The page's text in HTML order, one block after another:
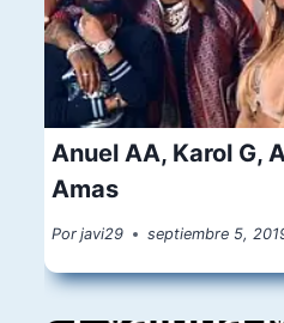
Anuel AA, Karol G,
Amas
Por javi29 septiembre 5,